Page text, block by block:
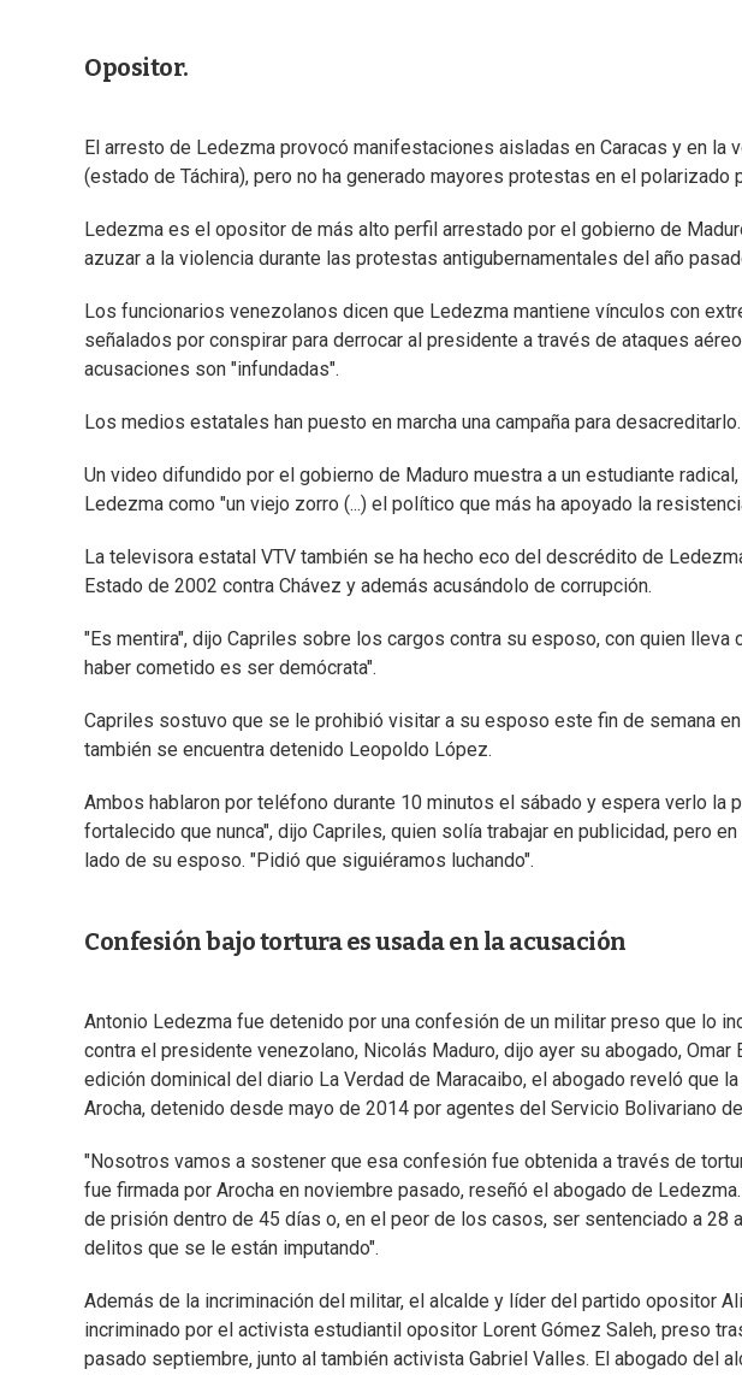
Opositor.
El arresto de Ledezma provocó manifestaciones aisladas en Caracas y en la
(estado de Táchira), pero no ha generado mayores protestas en el
Ledezma es el opositor de más alto perfil arrestado por el gobierno de
azuzar a la violencia durante las protestas antigubernamentales del año
Los funcionarios venezolanos dicen que Ledezma mantiene vínculos con
señalados por conspirar para derrocar al presidente a través de ataques
acusaciones son "infundadas".
Los medios estatales han puesto en marcha una campaña para desacreditarlo.
Un video difundido por el gobierno de Maduro muestra a un estudiante
Ledezma como "un viejo zorro (...) el político que más ha apoyado la
La televisora estatal VTV también se ha hecho eco del descrédito de
Estado de 2002 contra Chávez y además acusándolo de corrupción.
"Es mentira", dijo Capriles sobre los cargos contra su esposo, con quien lleva
haber cometido es ser demócrata".
Capriles sostuvo que se le prohibió visitar a su esposo este fin de semana
también se encuentra detenido Leopoldo López.
Ambos hablaron por teléfono durante 10 minutos el sábado y espera verlo la
fortalecido que nunca", dijo Capriles, quien solía trabajar en publicidad, pero
lado de su esposo. "Pidió que siguiéramos luchando".
Confesión bajo tortura es usada en la acusación
Antonio Ledezma fue detenido por una confesión de un militar preso que lo
contra el presidente venezolano, Nicolás Maduro, dijo ayer su abogado, Omar
edición dominical del diario La Verdad de Maracaibo, el abogado reveló que
Arocha, detenido desde mayo de 2014 por agentes del Servicio Bolivariano
"Nosotros vamos a sostener que esa confesión fue obtenida a través de
fue firmada por Arocha en noviembre pasado, reseñó el abogado de
de prisión dentro de 45 días o, en el peor de los casos, ser sentenciado a 28
delitos que se le están imputando".
Además de la incriminación del militar, el alcalde y líder del partido opositor
incriminado por el activista estudiantil opositor Lorent Gómez Saleh, preso
pasado septiembre, junto al también activista Gabriel Valles. El abogado del